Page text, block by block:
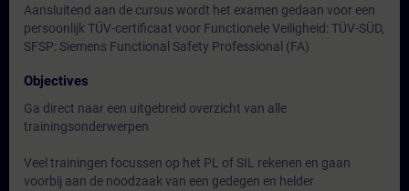
Aansluitend aan de cursus wordt het examen gedaan voor een
persoonlijk TÜV-certificaat voor Functionele Veiligheid: TÜV-SÜD,
SFSP: Siemens Functional Safety Professional (FA)
Objectives
Ga direct naar een uitgebreid overzicht van alle
trainingsonderwerpen
Veel trainingen focussen op het PL of SIL rekenen en gaan
voorbij aan de noodzaak van een gedegen en helder